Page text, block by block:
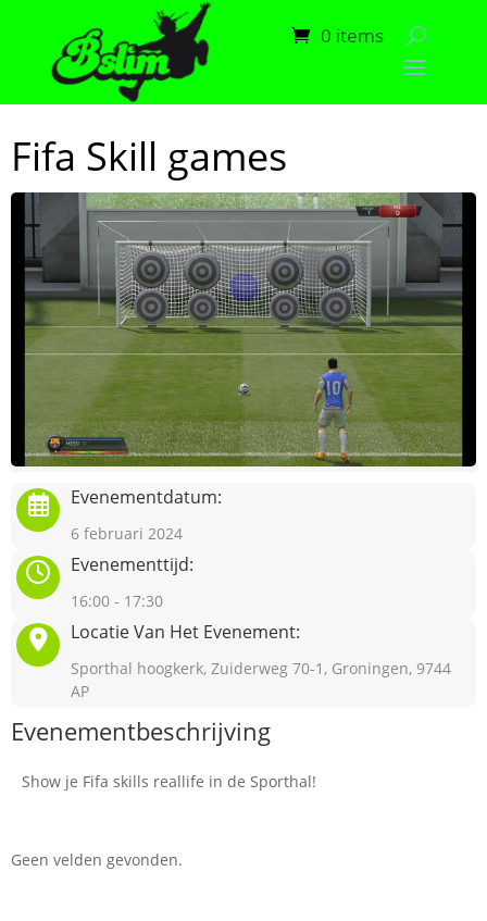
0 items
Fifa Skill games
Evenementdatum:
6 februari 2024
Evenementtijd:
16:00 - 17:30
Locatie Van Het Evenement:
Sporthal hoogkerk, Zuiderweg 70-1, Groningen, 9744
AP
Evenementbeschrijving
Show je Fifa skills reallife in de Sporthal!
Geen velden gevonden.